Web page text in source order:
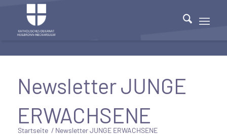
Newsletter JUNGE
ERWACHSENE
Startseite / Newsletter JUNGE ERWACHSENE